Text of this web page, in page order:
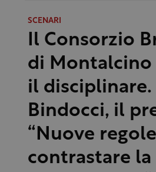
SCENARI
Il Consorzio
di
il disciplinare.
Bindocci, il
“Nuove
contrastare la